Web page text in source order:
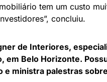
tem um custo
concluiu.
de Interiores,
em Belo Horizonte.
e ministra palestras